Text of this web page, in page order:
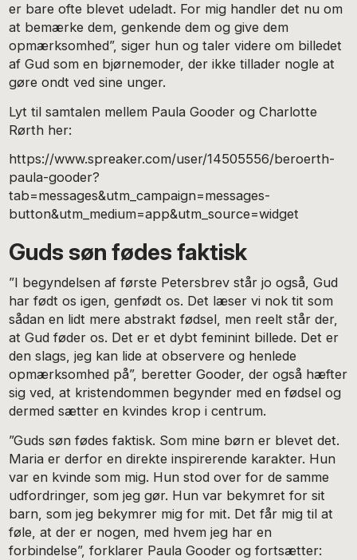
er bare ofte blevet udeladt. For mig handler det nu om
at bemærke dem, genkende dem og give dem
opmærksomhed”, siger hun og taler videre om billedet
af Gud som en bjørnemoder, der ikke tillader nogle at
gøre ondt ved sine unger.
Lyt til samtalen mellem Paula Gooder og Charlotte
Rørth her:
https://www.spreaker.com/user/14505556/beroerth-
paula-gooder?
tab=messages&utm_campaign=messages-
button&utm_medium=app&utm_source=widget
Guds søn fødes faktisk
”I begyndelsen af første Petersbrev står jo også, Gud
har født os igen, genfødt os. Det læser vi nok tit som
sådan en lidt mere abstrakt fødsel, men reelt står der,
at Gud føder os. Det er et dybt feminint billede. Det er
den slags, jeg kan lide at observere og henlede
opmærksomhed på”, beretter Gooder, der også hæfter
sig ved, at kristendommen begynder med en fødsel og
dermed sætter en kvindes krop i centrum.
”Guds søn fødes faktisk. Som mine børn er blevet det.
Maria er derfor en direkte inspirerende karakter. Hun
var en kvinde som mig. Hun stod over for de samme
udfordringer, som jeg gør. Hun var bekymret for sit
barn, som jeg bekymrer mig for mit. Det får mig til at
føle, at der er nogen, med hvem jeg har en
forbindelse”, forklarer Paula Gooder og fortsætter: